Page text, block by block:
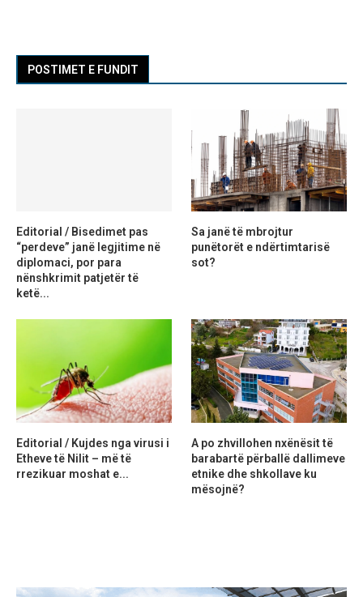
POSTIMET E FUNDIT
Editorial / Bisedimet pas
“perdeve” janë legjitime në
diplomaci, por para
nënshkrimit patjetër të
ketë...
Sa janë të mbrojtur
punëtorët e ndërtimtarisë
sot?
Editorial / Kujdes nga virusi i
Etheve të Nilit – më të
rrezikuar moshat e...
A po zhvillohen nxënësit të
barabartë përballë dallimeve
etnike dhe shkollave ku
mësojnë?